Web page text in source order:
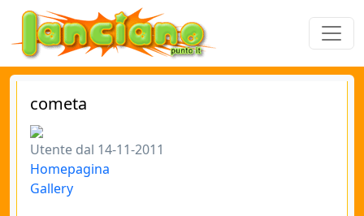
cometa
Utente dal 14-11-2011
Homepagina
Gallery